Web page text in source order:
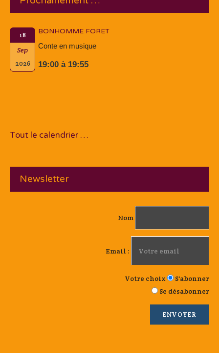
18
Sep
2026
BONHOMME FORET
Conte en musique
19:00 à 19:55
Tout le calendrier …
Newsletter
Nom
Email :
Votre choix
S'abonner
Se désabonner